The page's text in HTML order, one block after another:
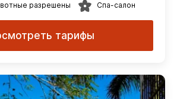
разрешены Спа-салон
тарифы